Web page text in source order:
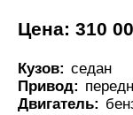
Цена: 310
Кузов: седан
Привод:
Двигатель: